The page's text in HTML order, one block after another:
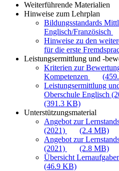
Weiterführende Materialien
Hinweise zum Lehrplan
Bildungsstandards
Englisch/Französisch
Hinweise zu den
für die erste
Leistungsermittlung und -
Kriterien zur
Kompetenzen
Leistungsermittlung
Oberschule Englisch
(391.3 KB)
Unterstützungsmaterial
Angebot zur
(2021)
(2.4 MB)
Angebot zur
(2021)
(2.8 MB)
Übersicht
(46.9 KB)